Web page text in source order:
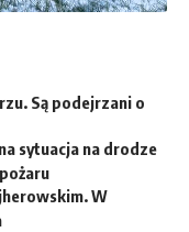
Są podejrzani o
sytuacja na drodze
W